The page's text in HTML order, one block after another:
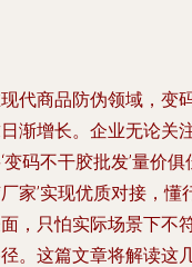
代商品防伪领域，变
渐增长。企业无论关
变码不干胶批发’量价
家’实现优质对接，
，只怕实际场景下不
。这篇文章将解读这